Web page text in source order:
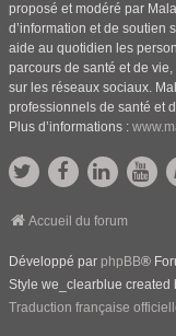
proposé et modéré par
d’information et de soutien
aide au quotidien les
parcours de santé et de
sur les réseaux sociaux.
professionnels de santé et
Plus d’informations :
Accueil du forum
Développé par phpBB®
Style we_clearblue created
Traduction française